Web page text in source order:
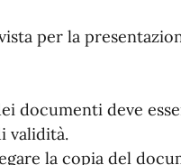
per la
documenti deve
validità.
la copia del